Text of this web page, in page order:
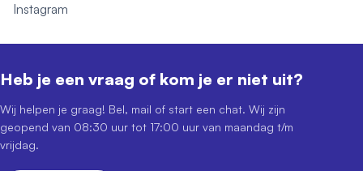
Instagram
Heb je een vraag of kom je er niet uit?
Wij helpen je graag! Bel, mail of start een chat. Wij zijn
geopend van 08:30 uur tot 17:00 uur van maandag t/m
vrijdag.